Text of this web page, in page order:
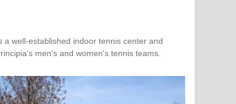
a well-established indoor tennis center and
men's and women's tennis teams.
about Hexberg Indoor Tennis Center - Principia College